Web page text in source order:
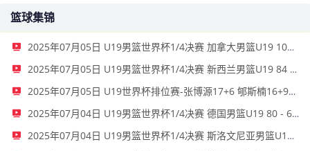
篮球集锦
2025年07月05日 U19男篮世界杯1/4决赛 加拿大男篮U19 102 - 108 美国男篮U19 全场集锦
2025年07月05日 U19男篮世界杯1/4决赛 新西兰男篮U19 84 - 70 瑞士男篮U19 全场集锦
2025年07月05日 U19世界杯排位赛-张博源17+6 郇斯楠16+9+4帽 中国队不敌法国
2025年07月04日 U19男篮世界杯1/4决赛 德国男篮U19 80 - 67 澳大利亚U19 全场集锦
2025年07月04日 U19男篮世界杯1/4决赛 斯洛文尼亚男篮U19 79 - 55 以色列男篮U19 全场集锦